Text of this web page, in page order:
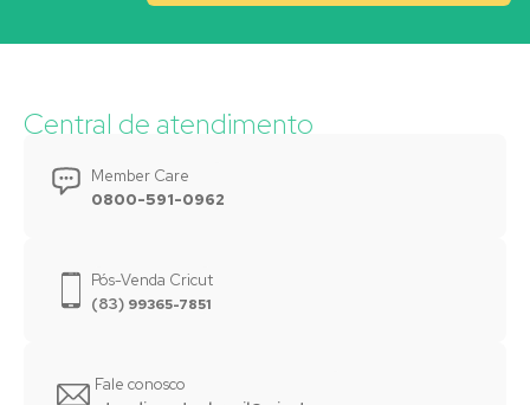
Central de atendimento
Member Care
0800-591-0962
Pós-Venda Cricut
(83) 99365-7851
Fale conosco